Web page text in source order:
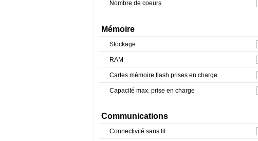
Nombre de coeurs
Mémoire
Stockage
RAM
Cartes mémoire flash prises en charge
Capacité max. prise en charge
Communications
Connectivité sans fil